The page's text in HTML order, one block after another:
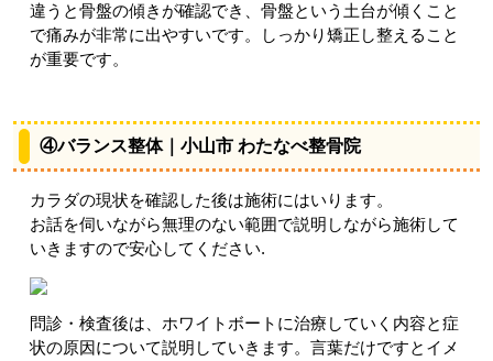
違うと骨盤の傾きが確認でき、骨盤という土台が傾くこと
で痛みが非常に出やすいです。しっかり矯正し整えること
が重要です。
④バランス整体｜小山市 わたなべ整骨院
カラダの現状を確認した後は施術にはいります。
お話を伺いながら無理のない範囲で説明しながら施術して
いきますので安心してください.
問診・検査後は、ホワイトボートに治療していく内容と症
状の原因について説明していきます。言葉だけですとイメ